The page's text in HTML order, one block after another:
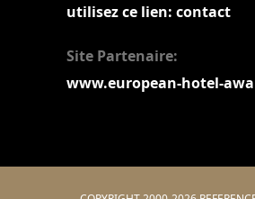
utilisez ce lien: contact
Site Partenaire:
www.european-hotel-